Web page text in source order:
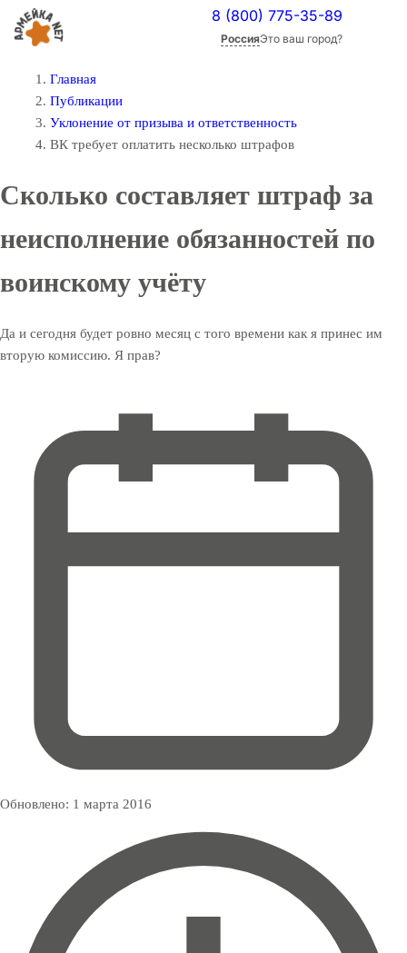
8 (800) 775-35-89
РоссияЭто ваш город?
Главная
Публикации
Уклонение от призыва и ответственность
ВК требует оплатить несколько штрафов
Сколько составляет штраф за
неисполнение обязанностей по
воинскому учёту
Да и сегодня будет ровно месяц с того времени как я принес им
вторую комиссию. Я прав?
Обновлено: 1 марта 2016